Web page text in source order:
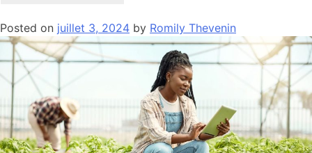
Posted on juillet 3, 2024 by Romily Thevenin